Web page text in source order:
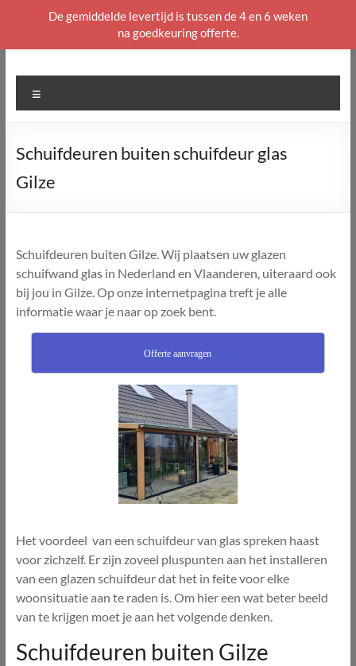
naar
Schuifdeuren buiten schuifdeur glas
Gilze
Schuifdeuren buiten Gilze. Wij plaatsen uw glazen
schuifwand glas in Nederland en Vlaanderen, uiteraard ook
bij jou in Gilze. Op onze internetpagina treft je alle
informatie waar je naar op zoek bent.
Offerte aanvragen
Het voordeel van een schuifdeur van glas spreken haast
voor zichzelf. Er zijn zoveel pluspunten aan het installeren
van een glazen schuifdeur dat het in feite voor elke
woonsituatie aan te raden is. Om hier een wat beter beeld
van te krijgen moet je aan het volgende denken.
Schuifdeuren buiten Gilze
De gemiddelde levertijd is tussen de 4 en 6 weken
na goedkeuring offerte.